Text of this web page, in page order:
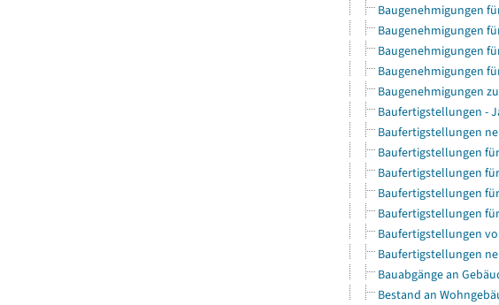
Baugenehmigungen
Baugenehmigungen
Baugenehmigungen
Baugenehmigungen
Baugenehmigungen
Baufertigstellungen -
Baufertigstellungen
Baufertigstellungen
Baufertigstellungen
Baufertigstellungen
Baufertigstellungen
Baufertigstellungen
Baufertigstellungen
Bauabgänge an
Bestand an